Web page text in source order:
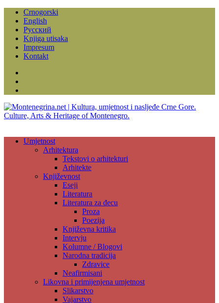
Crnogorski
English
Русский
Knjiga utisaka
Impresum
Kontakt
Umjetnost
Arhitektura
Tekstovi o arhitekturi
Arhitekte
Književnost
Eseji
Literatura
Literatura za đecu
Proza
Poezija
Književna kritika
Intervju
Kolumne / Blogovi
Narodna tradicija
Zdravice
Neafirmisani
Likovna i primijenjena umjetnost
Slikarstvo
Vajarstvo